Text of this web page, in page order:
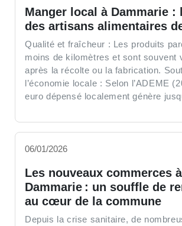
Manger local à Dammarie :
des artisans alimentaires
Qualité et fraîcheur : Les produits
moins de kilomètres et sont souvent
après la récolte ou la fabrication.
l’économie locale : Selon l’ADEME
euro dépensé localement génère
06/01/2026
Les nouveaux commerces à
Dammarie : un souffle de
au cœur de la commune
Depuis la crise sanitaire, de